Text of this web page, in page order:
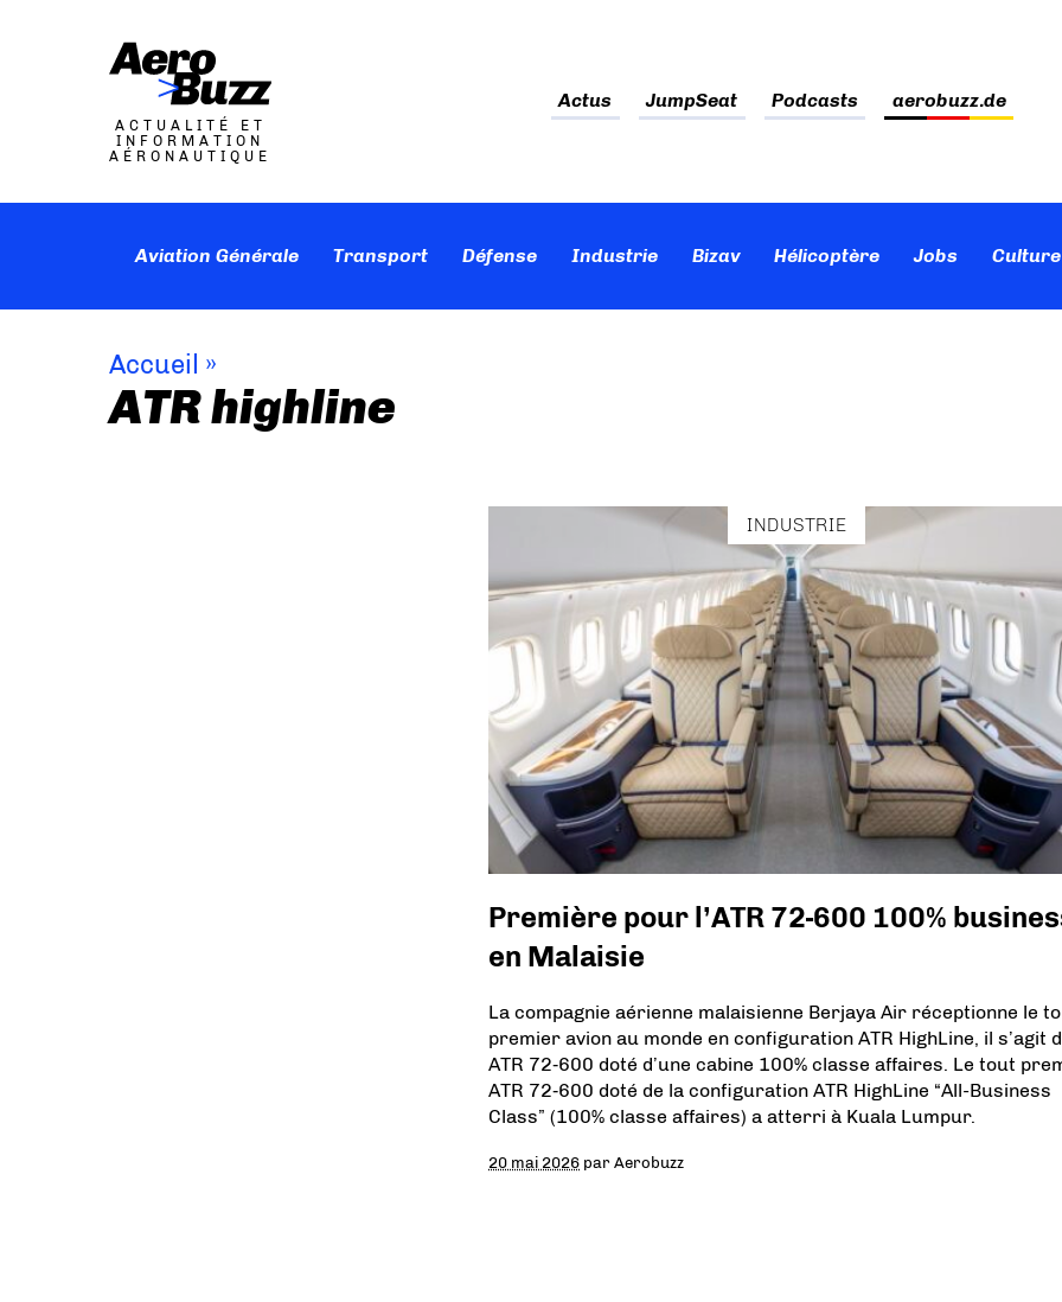
ACTUALITÉ ET
INFORMATION
AÉRONAUTIQUE
Actus JumpSeat Podcasts aerobuzz.de
Aviation Générale Transport Défense Industrie Bizav Hélicoptère Jobs
Accueil »
ATR highline
INDUSTRIE
Première pour l’ATR 72-600 100%
en Malaisie
La compagnie aérienne malaisienne Berjaya Air réceptionne le
premier avion au monde en configuration ATR HighLine, il s’agit
ATR 72‑600 doté d’une cabine 100% classe affaires. Le tout
ATR 72‑600 doté de la configuration ATR HighLine “All-Business
Class” (100% classe affaires) a atterri à Kuala Lumpur.
20 mai 2026 parAerobuzz